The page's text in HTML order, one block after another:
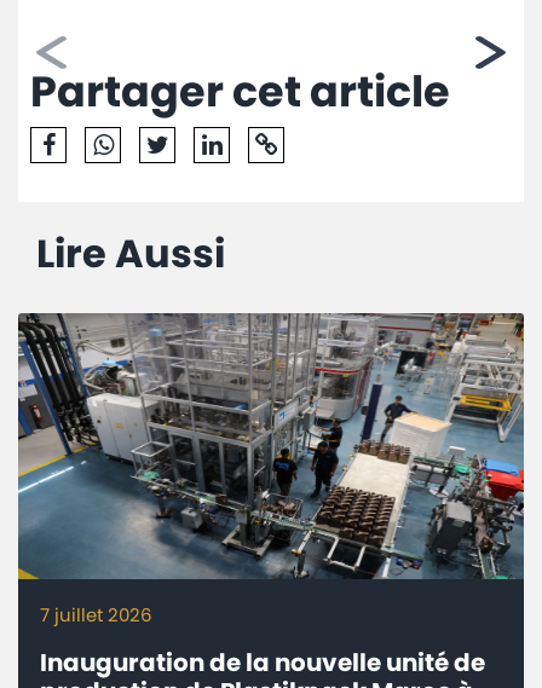
Partager cet article
Lire Aussi
7 juillet 2026
Inauguration de la nouvelle unité de